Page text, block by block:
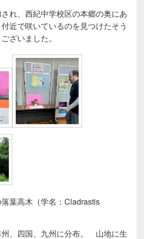
れ、西紀中学校区の本郷の奥にあ
近で咲いているのを見つけたそう
ざいました。
葉高木（学名：Cladrastis
、四国、九州に分布。 山地に生